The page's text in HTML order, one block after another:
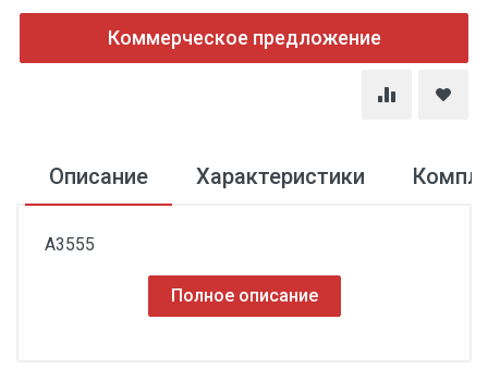
Коммерческое предложение
Описание Характеристики
A3555
Полное описание